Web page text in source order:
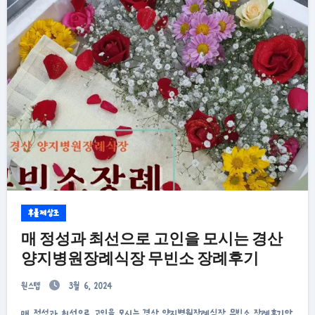
후불제상조
매 정성과 최선으로 고인을 모시는 경산
양지병원장례식장 무빈소 장례후기
원스텝 3월 6, 2024